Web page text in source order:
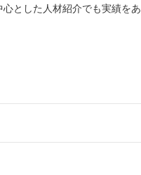
とした人材紹介でも実績を